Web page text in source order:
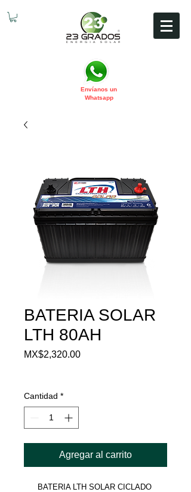
Envíanos un
Whatsapp
BATERIA SOLAR
LTH 80AH
MX$2,320.00Precio
Cantidad *
Agregar al carrito
BATERIA LTH SOLAR CICLADO